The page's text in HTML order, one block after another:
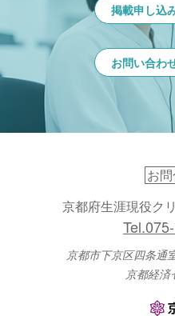
掲載申し込
お問い合わ
お
京都府生涯現役ク
京都市下京区四条通
京都経